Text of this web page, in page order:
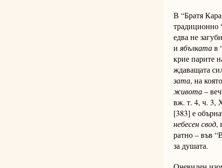
В “Братя
традиционно
ед­ва не
и ябълкатав
крие парите
жда­ва­ща­та
за­та, на
жи­вота–
вж. т. 4, ч. 3,
[383] е
небесен свод,
рат­но – във
за душата.